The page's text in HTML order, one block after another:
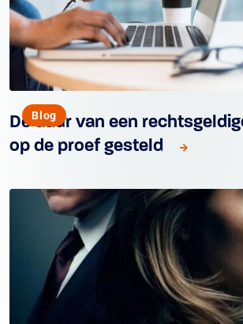
Blog
De duur van een
op de proef gesteld